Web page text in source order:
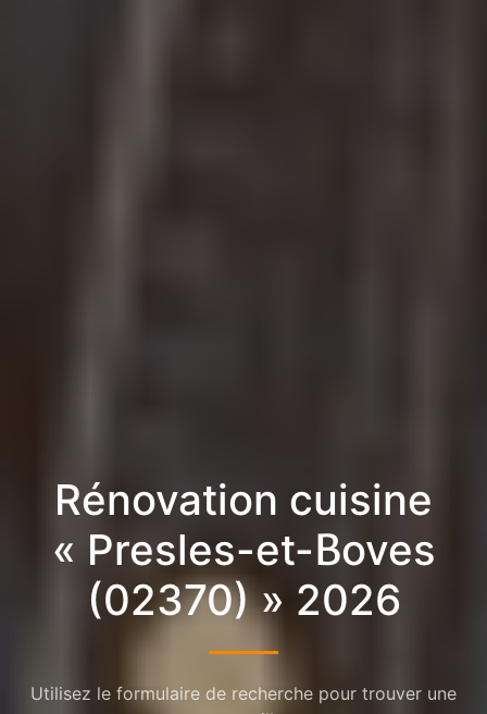
Rénovation cuisine
« Presles-et-Boves
(02370) » 2026
Utilisez le formulaire de recherche pour trouver une